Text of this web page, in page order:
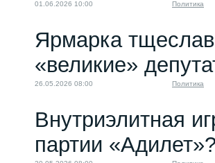
01.06.2026 10:00 Политика
Ярмарка
«великие»
26.05.2026 08:00 Политика
Внутриэлитная
партии «Адилет»?